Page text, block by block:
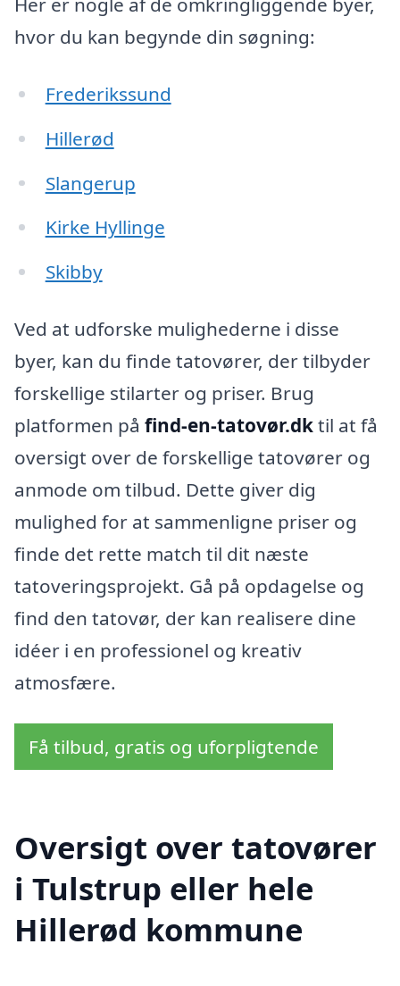
hvor du kan begynde din søgning:
Frederikssund
Hillerød
Slangerup
Kirke Hyllinge
Skibby
Ved at udforske mulighederne i disse
byer, kan du finde tatovører, der tilbyder
forskellige stilarter og priser. Brug
platformen på find-en-tatovør.dktil at få
oversigt over de forskellige tatovører og
anmode om tilbud. Dette giver dig
mulighed for at sammenligne priser og
finde det rette match til dit næste
tatoveringsprojekt. Gå på opdagelse og
find den tatovør, der kan realisere dine
idéer i en professionel og kreativ
atmosfære.
Få tilbud, gratis og uforpligtende
Oversigt over tatovører
i Tulstrup eller hele
Hillerød kommune